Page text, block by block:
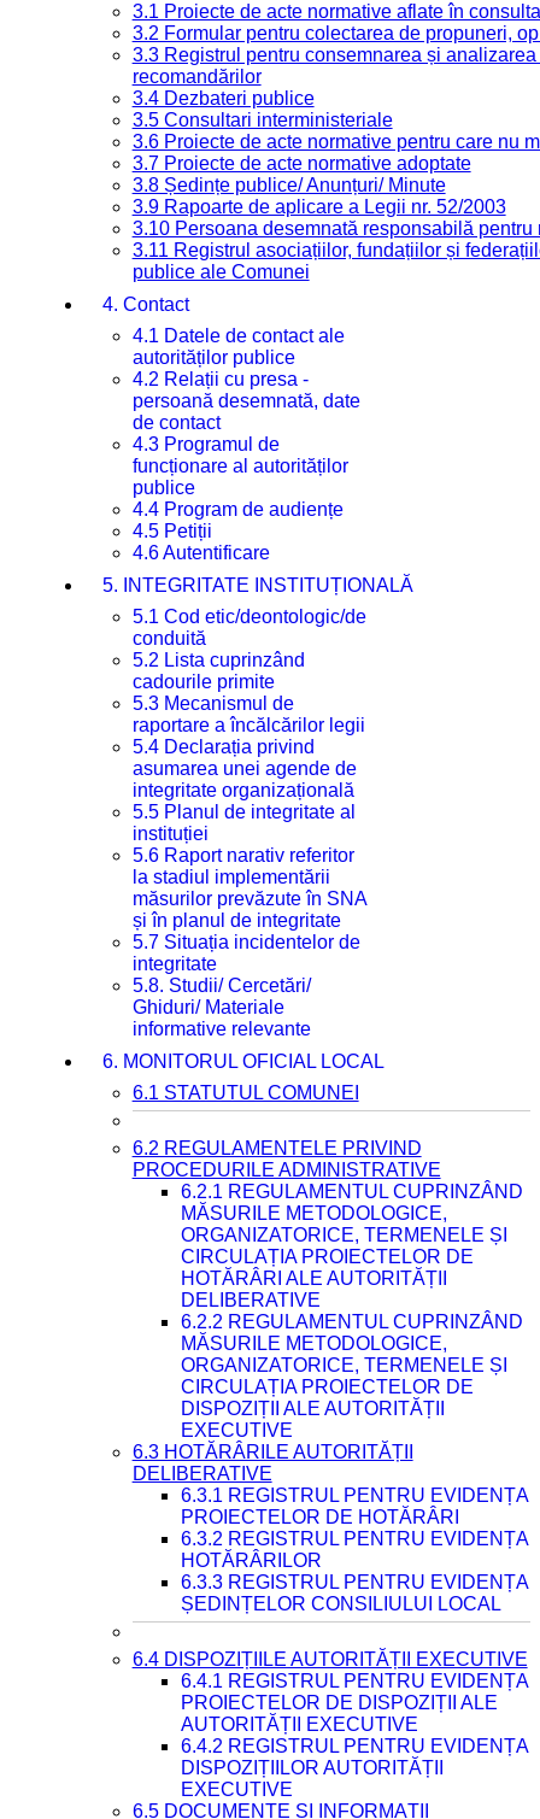
3.1 Proiecte de acte normative aflate în
3.2 Formular pentru colectarea de propuneri,
3.3 Registrul pentru consemnarea și
recomandărilor
3.4 Dezbateri publice
3.5 Consultari interministeriale
3.6 Proiecte de acte normative pentru care nu
3.7 Proiecte de acte normative adoptate
3.8 Ședințe publice/ Anunțuri/ Minute
3.9 Rapoarte de aplicare a Legii nr. 52/2003
3.10 Persoana desemnată responsabilă
3.11 Registrul asociațiilor, fundațiilor și
publice ale Comunei
4. Contact
4.1 Datele de contact ale
autorităților publice
4.2 Relații cu presa -
persoană desemnată, date
de contact
4.3 Programul de
funcționare al autorităților
publice
4.4 Program de audiențe
4.5 Petiții
4.6 Autentificare
5. INTEGRITATE INSTITUȚIONALĂ
5.1 Cod etic/deontologic/de
conduită
5.2 Lista cuprinzând
cadourile primite
5.3 Mecanismul de
raportare a încălcărilor legii
5.4 Declarația privind
asumarea unei agende de
integritate organizațională
5.5 Planul de integritate al
instituției
5.6 Raport narativ referitor
la stadiul implementării
măsurilor prevăzute în SNA
și în planul de integritate
5.7 Situația incidentelor de
integritate
5.8. Studii/ Cercetări/
Ghiduri/ Materiale
informative relevante
6. MONITORUL OFICIAL LOCAL
6.1 STATUTUL COMUNEI
6.2 REGULAMENTELE PRIVIND
PROCEDURILE ADMINISTRATIVE
6.2.1 REGULAMENTUL CUPRINZÂND
MĂSURILE METODOLOGICE,
ORGANIZATORICE, TERMENELE ȘI
CIRCULAȚIA PROIECTELOR DE
HOTĂRÂRI ALE AUTORITĂȚII
DELIBERATIVE
6.2.2 REGULAMENTUL CUPRINZÂND
MĂSURILE METODOLOGICE,
ORGANIZATORICE, TERMENELE ȘI
CIRCULAȚIA PROIECTELOR DE
DISPOZIȚII ALE AUTORITĂȚII
EXECUTIVE
6.3 HOTĂRÂRILE AUTORITĂȚII
DELIBERATIVE
6.3.1 REGISTRUL PENTRU EVIDENȚA
PROIECTELOR DE HOTĂRÂRI
6.3.2 REGISTRUL PENTRU EVIDENȚA
HOTĂRÂRILOR
6.3.3 REGISTRUL PENTRU EVIDENȚA
ȘEDINȚELOR CONSILIULUI LOCAL
6.4 DISPOZIȚIILE AUTORITĂȚII EXECUTIVE
6.4.1 REGISTRUL PENTRU EVIDENȚA
PROIECTELOR DE DISPOZIȚII ALE
AUTORITĂȚII EXECUTIVE
6.4.2 REGISTRUL PENTRU EVIDENȚA
DISPOZIȚIILOR AUTORITĂȚII
EXECUTIVE
6.5 DOCUMENTE ȘI INFORMAȚII